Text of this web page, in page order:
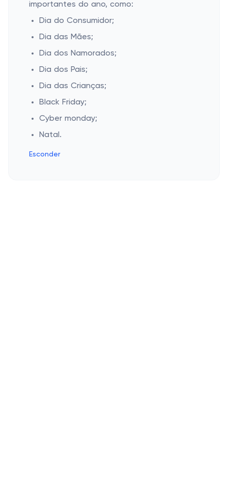
importantes do ano, como:
Dia do Consumidor;
Dia das Mães;
Dia dos Namorados;
Dia dos Pais;
Dia das Crianças;
Black Friday;
Cyber monday;
Natal.
Esconder